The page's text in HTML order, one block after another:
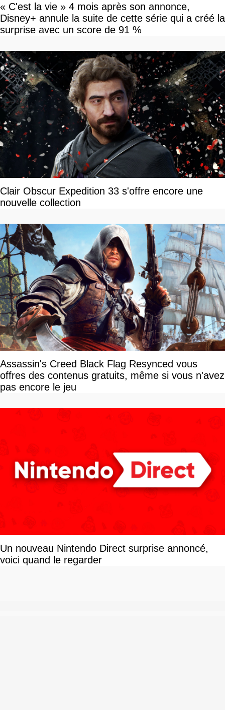
« C'est la vie » 4 mois après son annonce,
Disney+ annule la suite de cette série qui a créé la
surprise avec un score de 91 %
Clair Obscur Expedition 33 s'offre encore une
nouvelle collection
Assassin's Creed Black Flag Resynced vous
offres des contenus gratuits, même si vous n'avez
pas encore le jeu
Un nouveau Nintendo Direct surprise annoncé,
voici quand le regarder